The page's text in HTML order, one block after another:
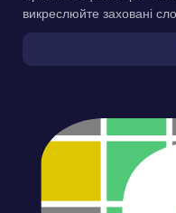
викреслюйте заховані